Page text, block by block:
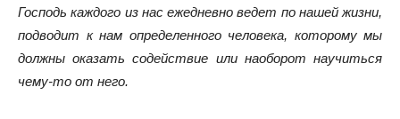
Господь каждого из нас ежедневно ведет по нашей жизни,
подводит к нам определенного человека, которому мы
должны оказать содействие или наоборот научиться
чему-то от него.